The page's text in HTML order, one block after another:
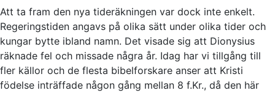
Att ta fram den nya tideräkningen var dock inte enkelt.
Regeringstiden angavs på olika sätt under olika tider och
kungar bytte ibland namn. Det visade sig att Dionysius
räknade fel och missade några år. Idag har vi tillgång till
fler källor och de flesta bibelforskare anser att Kristi
födelse inträffade någon gång mellan 8 f.Kr., då den här